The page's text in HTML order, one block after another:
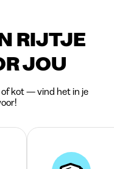
RIJTJE
JOU
kot — vind het in je